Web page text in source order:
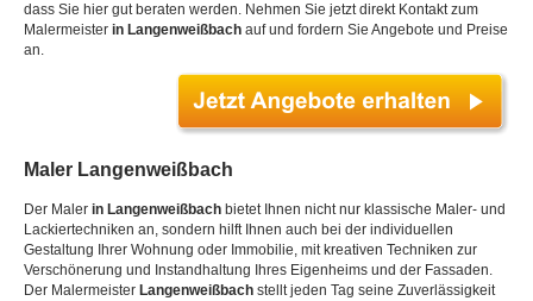
dass Sie hier gut beraten werden. Nehmen Sie jetzt direkt Kontakt zum
Malermeister in Langenweißbach auf und fordern Sie Angebote und Preise
an.
Maler Langenweißbach
Der Maler in Langenweißbach bietet Ihnen nicht nur klassische Maler- und
Lackiertechniken an, sondern hilft Ihnen auch bei der individuellen
Gestaltung Ihrer Wohnung oder Immobilie, mit kreativen Techniken zur
Verschönerung und Instandhaltung Ihres Eigenheims und der Fassaden.
Der Malermeister Langenweißbach stellt jeden Tag seine Zuverlässigkeit